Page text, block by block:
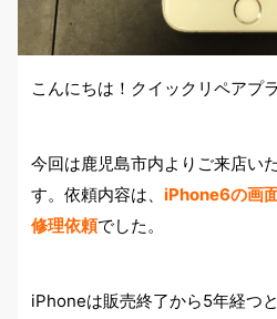
こんにちは！クイックリペアプ
今回は鹿児島市内よりご来店い
す。依頼内容は、 iPhone6の画
修理依頼でした。
iPhoneは販売終了から5年経つ